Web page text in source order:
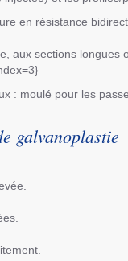
en résistance
aux sections
: moulé pour les
galvanoplastie